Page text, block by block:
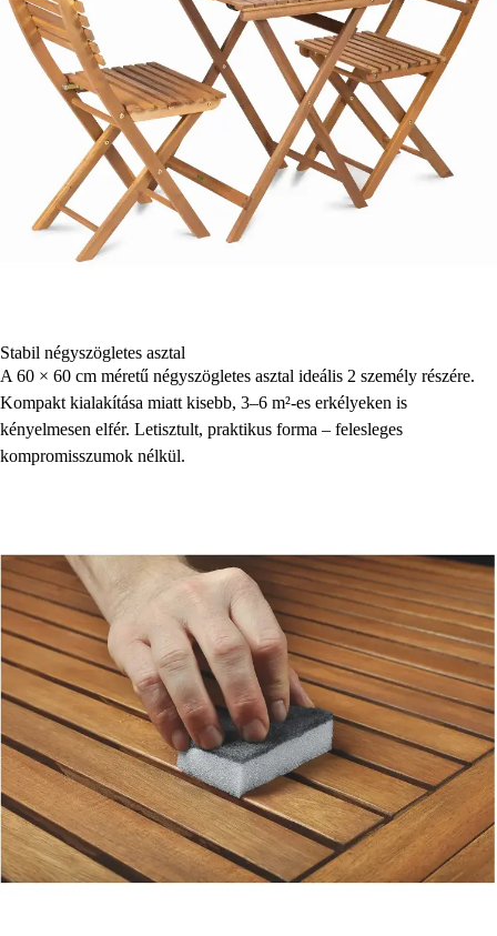
Stabil négyszögletes asztal
A 60 × 60 cm méretű négyszögletes asztal ideális 2 személy részére.
Kompakt kialakítása miatt kisebb, 3–6 m²-es erkélyeken is
kényelmesen elfér. Letisztult, praktikus forma – felesleges
kompromisszumok nélkül.